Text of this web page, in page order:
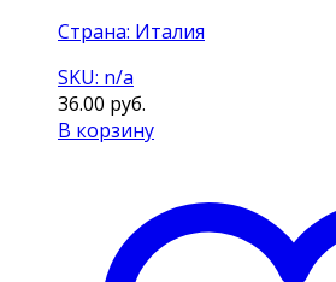
Страна: Италия
SKU: n/a
36.00 руб.
В корзину